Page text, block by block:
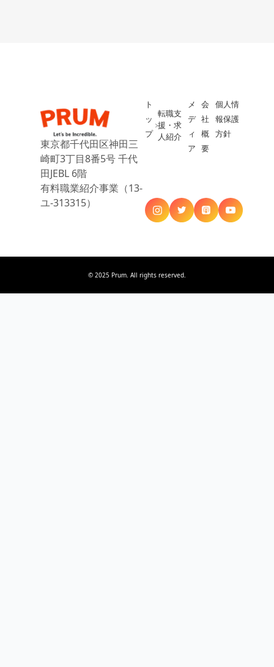
東京都千代田区神田三
崎町3丁目8番5号 千代
田JEBL 6階
有料職業紹介事業（13-
ユ-313315）
ト
ッ
プ
転職支
援・求
人紹介
メ
デ
ィ
ア
会
社
概
要
個人情
報保護
方針
© 2025 Prum. All rights reserved.